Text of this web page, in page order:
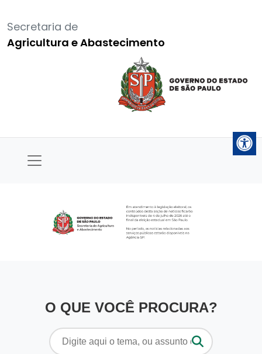
Secretaria de
Agricultura e Abastecimento
O QUE VOCÊ PROCURA?
Pesquisar
por: